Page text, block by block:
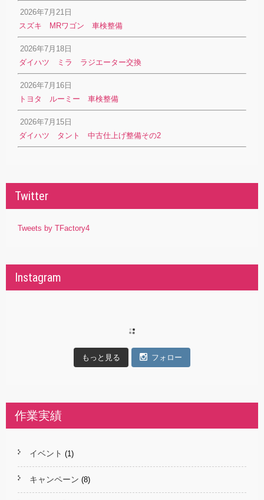
2026年7月21日
スズキ MRワゴン 車検整備
2026年7月18日
ダイハツ ミラ ラジエーター交換
2026年7月16日
トヨタ ルーミー 車検整備
2026年7月15日
ダイハツ タント 中古仕上げ整備その2
Twitter
Tweets by TFactory4
Instagram
もっと見る フォロー
作業実績
イベント (1)
キャンペーン (8)